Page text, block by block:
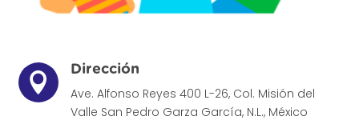

Dirección
Ave. Alfonso Reyes 400 L-26, Col. Misión del
Valle San Pedro Garza García, N.L., México